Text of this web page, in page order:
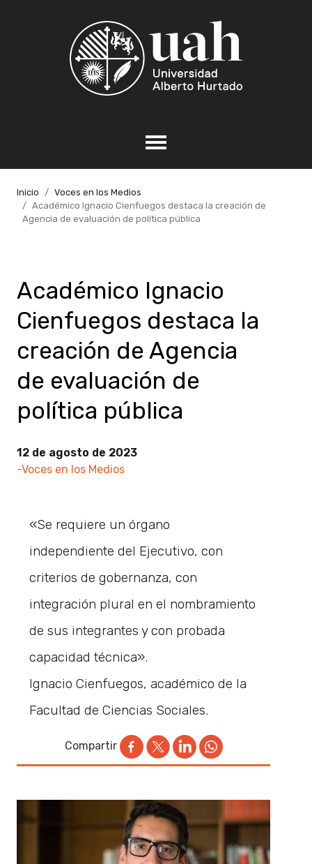
Inicio
Voces en los Medios
Académico Ignacio Cienfuegos destaca la creación de
Agencia de evaluación de política pública
Académico Ignacio
Cienfuegos destaca la
creación de Agencia
de evaluación de
política pública
12 de agosto de 2023
-Voces en los Medios
«Se requiere un órgano
independiente del Ejecutivo, con
criterios de gobernanza, con
integración plural en el nombramiento
de sus integrantes y con probada
capacidad técnica».
Ignacio Cienfuegos, académico de la
Facultad de Ciencias Sociales.
Compartir